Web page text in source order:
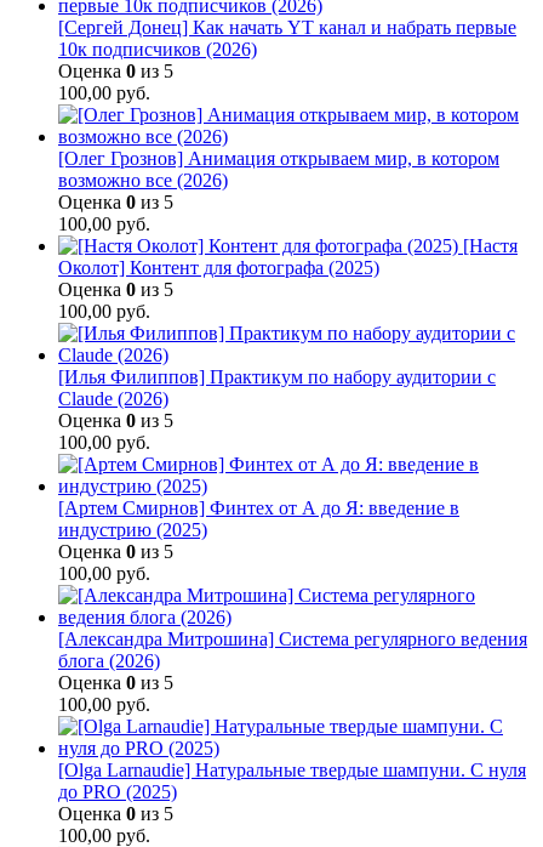
[Сергей Донец] Как начать YT канал и набрать первые
10к подписчиков (2026)
Оценка 0 из 5
100,00 руб.
[Олег Грознов] Анимация открываем мир, в котором
возможно все (2026)
Оценка 0 из 5
100,00 руб.
[Настя
Околот] Контент для фотографа (2025)
Оценка 0 из 5
100,00 руб.
[Илья Филиппов] Практикум по набору аудитории с
Claude (2026)
Оценка 0 из 5
100,00 руб.
[Артем Смирнов] Финтех от А до Я: введение в
индустрию (2025)
Оценка 0 из 5
100,00 руб.
[Александра Митрошина] Система регулярного ведения
блога (2026)
Оценка 0 из 5
100,00 руб.
[Olga Larnaudie] Натуральные твердые шампуни. С нуля
до PRO (2025)
Оценка 0 из 5
100,00 руб.